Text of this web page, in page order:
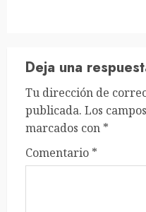
Deja una
Tu dirección de
publicada. Los
marcados con *
Comentario *